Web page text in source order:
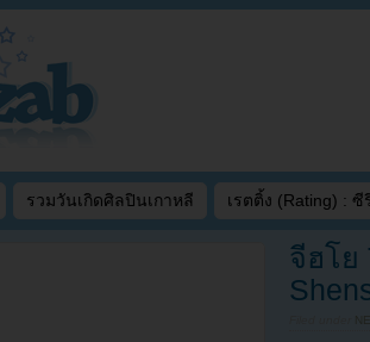
รวมวันเกิดศิลปินเกาหลี เรตติ้ง (Rating) : ซี
จีฮโย